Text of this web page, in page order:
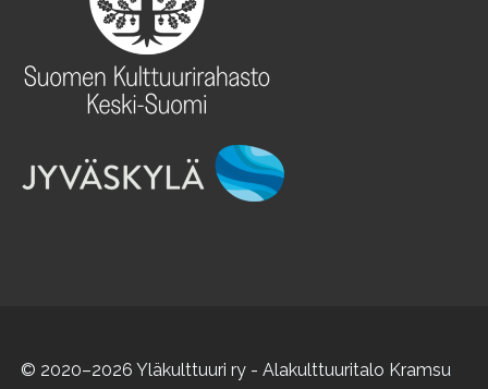
© 2020–2026 Yläkulttuuri ry - Alakulttuuritalo Kramsu